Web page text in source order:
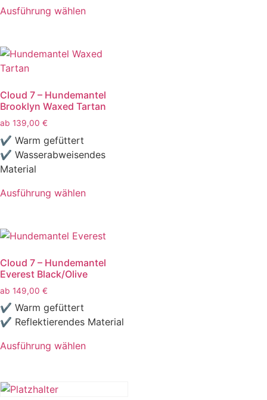
Ausführung wählen
Cloud 7 – Hundemantel
Brooklyn Waxed Tartan
ab 139,00 €
✔ Warm gefüttert
✔ Wasserabweisendes
Material
Ausführung wählen
Cloud 7 – Hundemantel
Everest Black/Olive
ab 149,00 €
✔ Warm gefüttert
✔ Reflektierendes Material
Ausführung wählen